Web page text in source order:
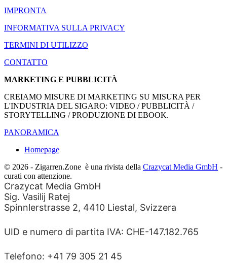
IMPRONTA
INFORMATIVA SULLA PRIVACY
TERMINI DI UTILIZZO
CONTATTO
MARKETING E PUBBLICITÀ
CREIAMO MISURE DI MARKETING SU MISURA PER
L'INDUSTRIA DEL SIGARO: VIDEO / PUBBLICITÀ /
STORYTELLING / PRODUZIONE DI EBOOK.
PANORAMICA
Homepage
© 2026 - Zigarren.Zone è una rivista della Crazycat Media GmbH -
curati con attenzione.
Crazycat Media GmbH
Sig. Vasilij Ratej
Spinnlerstrasse 2, 4410 Liestal, Svizzera
UID e numero di partita IVA: CHE-147.182.765
Telefono: +41 79 305 21 45